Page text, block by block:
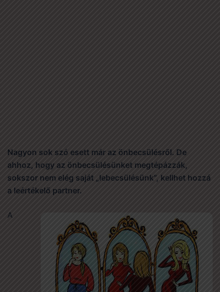
Nagyon sok szó esett már az önbecsülésről. De
ahhoz, hogy az önbecsülésünket megtépázzák,
sokszor nem elég saját „lebecsülésünk”, kellhet hozzá
a leértékelő partner.
A